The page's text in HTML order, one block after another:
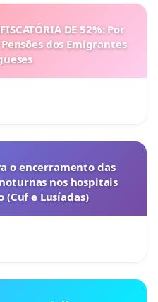
DE 52%: Por
dos Emigrantes
o encerramento das
nos hospitais
(Cuf e Lusíadas)